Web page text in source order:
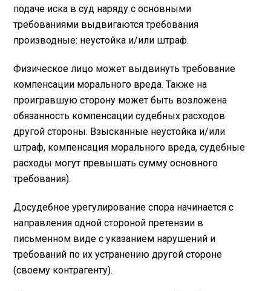
подаче иска в суд наряду с основными
требованиями выдвигаются требования
производные: неустойка и/или штраф.
Физическое лицо может выдвинуть требование
компенсации морального вреда. Также на
проигравшую сторону может быть возложена
обязанность компенсации судебных расходов
другой стороны. Взысканные неустойка и/или
штраф, компенсация морального вреда, судебные
расходы могут превышать сумму основного
требования).
Досудебное урегулирование спора начинается с
направления одной стороной претензии в
письменном виде с указанием нарушений и
требований по их устранению другой стороне
(своему контрагенту).